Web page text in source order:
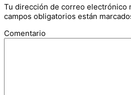
Tu dirección de correo electrónico
campos obligatorios están
Comentario